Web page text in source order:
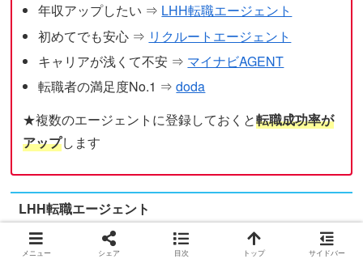
年収アップしたい ⇒ LHH転職エージェント
初めてでも安心 ⇒ リクルートエージェント
キャリアが浅くて不安 ⇒ マイナビAGENT
転職者の満足度No.1 ⇒doda
★複数のエージェントに登録しておくと転職成功率が
アップします
LHH転職エージェント
メニュー シェア 目次 トップ サイドバー